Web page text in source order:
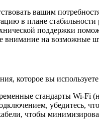
вашим
в плане стабильности
поддержки
внимание на возможные
которое вы
стандарты Wi-Fi
убедитесь,
чтобы